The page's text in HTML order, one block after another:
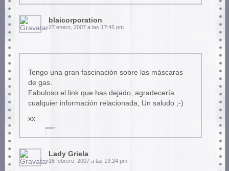
blaicorporation
27 enero, 2007 a las 17:46 pm
Tengo una gran fascinación sobre las máscaras
de gas.
Fabuloso el link que has dejado, agradecería
cualquier información relacionada, Un saludo ;-)
xx
Lady Griela
16 febrero, 2007 a las 19:24 pm